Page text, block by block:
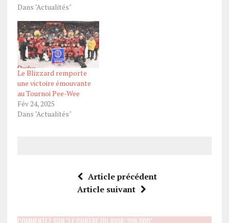
Dans "Actualités"
Le Blizzard remporte
une victoire émouvante
au Tournoi Pee-Wee
Fév 24, 2025
Dans "Actualités"
Article précédent
Article suivant
COMMENTEZ SUR "LE CHIFFRE DU JOUR: 206 000"